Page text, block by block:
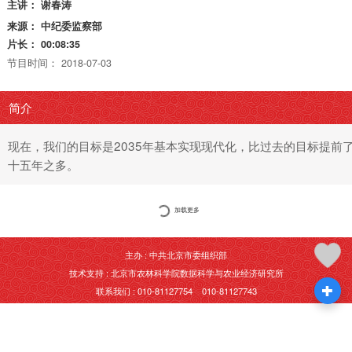
主讲： 谢春涛
来源： 中纪委监察部
片长： 00:08:35
节目时间： 2018-07-03
简介
现在，我们的目标是2035年基本实现现代化，比过去的目标提前
十五年之多。
加载更多
主办 : 中共北京市委组织部
技术支持 : 北京市农林科学院数据科学与农业经济研究所
联系我们 : 010-81127754 010-81127743